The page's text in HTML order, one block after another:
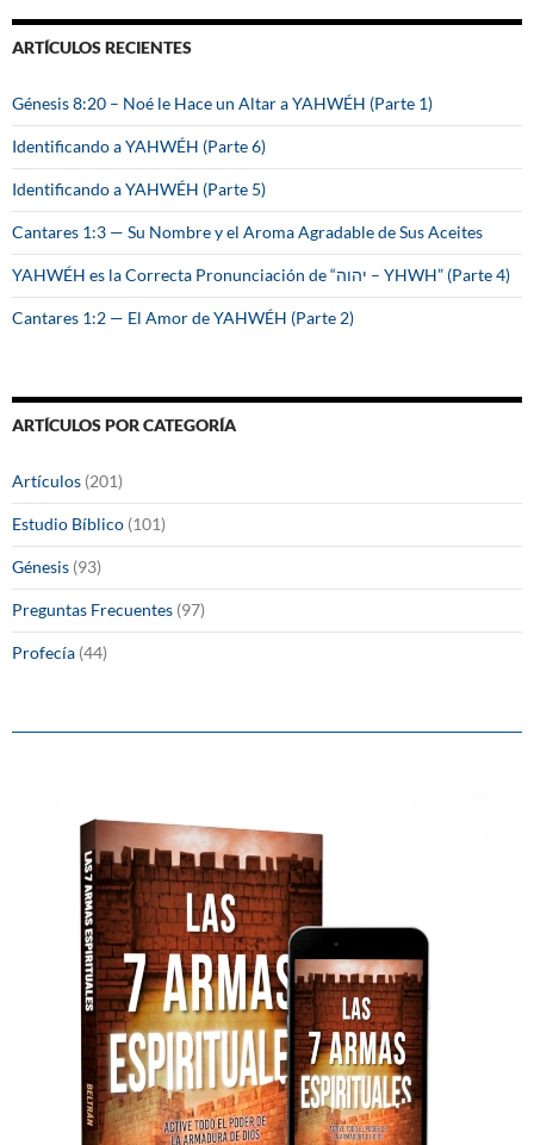
a
r
ARTÍCULOS RECIENTES
Génesis 8:20 – Noé le Hace un Altar a YAHWÉH (Parte 1)
Identificando a YAHWÉH (Parte 6)
Identificando a YAHWÉH (Parte 5)
Cantares 1:3 — Su Nombre y el Aroma Agradable de Sus Aceites
YAHWÉH es la Correcta Pronunciación de “יהוה – YHWH” (Parte 4)
Cantares 1:2 — El Amor de YAHWÉH (Parte 2)
ARTÍCULOS POR CATEGORÍA
Artículos (201)
Estudio Bíblico (101)
Génesis (93)
Preguntas Frecuentes (97)
Profecía (44)